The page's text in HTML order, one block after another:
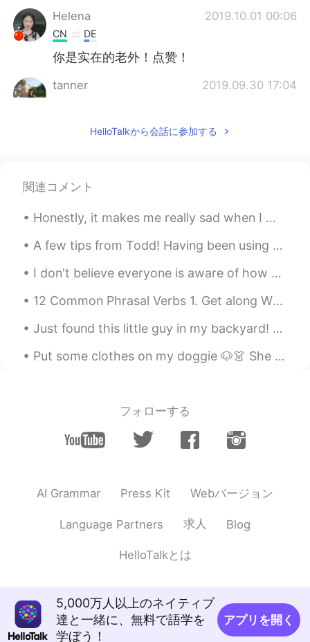
Helena 2019.10.01 00:06
CN DE
你是实在的老外！点赞！
tanner 2019.09.30 17:04
三观正
Jacob 2019.09.30 14:30
CN DE
are never Chinese. It really depends on
whether you consider Chinese from an
ethno-nationalist or a civil-national
perspective.
2019.09.30 14:05
CN EN
2019.09.30 13:46
CN EN
但还是说他们爱上中国。
是说他们爱上 了
Joseph 2019.09.30 12:57
HelloTalkから会話に参加する
関連コメント
Honestly, it makes me really sad when I meet someone who is negative all the time. Life is mere...
A few tips from Todd! Having been using this app for several years now, I have seen many new memb...
I don't believe everyone is aware of how much the West coast is burning right now. you hear abou...
12 Common Phrasal Verbs 1. Get along When you have a good relationship with someone. "Tom and I...
Just found this little guy in my backyard! Weather is getting warmer ☺️🌞🌞 Stumpy tail lizard or i...
Put some clothes on my doggie 🐶👗 She is a shy lady 🙈 I think she looks sweet and cute. Maybe s...
フォローする
AI Grammar Press Kit Webバージョン
Language Partners 求人 Blog
HelloTalkとは
5,000万人以上のネイティブ
達と一緒に、無料で語学を
学ぼう！
アプリを開く